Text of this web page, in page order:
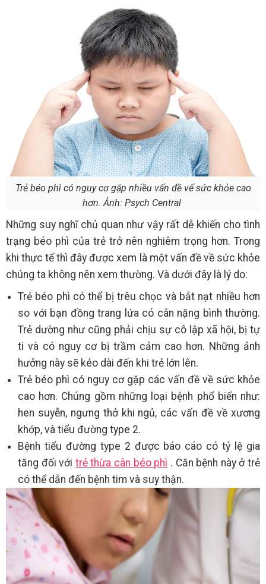
Trẻ béo phì có nguy cơ gặp nhiều vấn đề vế sức khỏe cao
hơn. Ảnh: Psych Central
Những suy nghĩ chủ quan như vậy rất dễ khiến cho tình
trạng béo phì của trẻ trở nên nghiêm trọng hơn. Trong
khi thực tế thì đây được xem là một vấn đề về sức khỏe
chúng ta không nên xem thường. Và dưới đây là lý do:
Trẻ béo phì có thể bị trêu chọc và bắt nạt nhiều hơn
so với bạn đồng trang lứa có cân nặng bình thường.
Trẻ dường như cũng phải chịu sự cô lập xã hội, bị tự
ti và có nguy cơ bị trầm cảm cao hơn. Những ảnh
hưởng này sẽ kéo dài đến khi trẻ lớn lên.
Trẻ béo phì có nguy cơ gặp các vấn đề về sức khỏe
cao hơn. Chúng gồm những loại bệnh phổ biến như:
hen suyễn, ngưng thở khi ngủ, các vấn đề về xương
khớp, và tiểu đường type 2.
Bệnh tiểu đường type 2 được báo cáo có tỷ lệ gia
tăng đối với trẻ thừa cân béo phì . Căn bệnh này ở trẻ
có thể dẫn đến bệnh tim và suy thận.